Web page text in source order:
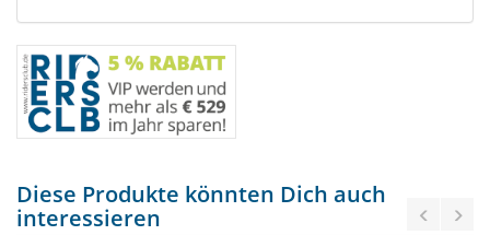
Diese Produkte könnten Dich auch
interessieren